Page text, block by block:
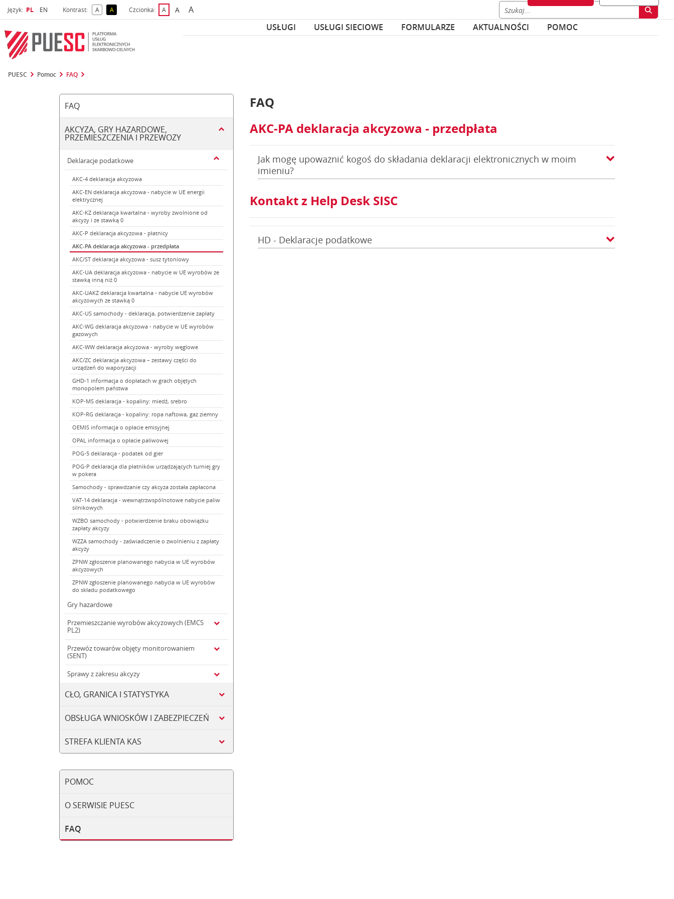
Język: Wybrany język
PL Wybierz język
EN Kontrast: Akontrast domyślny
Akontrast żółty tekst na czarnym tle
Czcionka: Adomyślna czcionka
Awiększa czcionka
Anajwiększa czcionka
USŁUGI
USŁUGI SIECIOWE FORMULARZE AKTUALNOŚCI POMOC
PUESC Pomoc FAQ
FAQ
AKCYZA, GRY HAZARDOWE,
PRZEMIESZCZENIA I PRZEWOZY
Deklaracje podatkowe
AKC-4 deklaracja akcyzowa
AKC-EN deklaracja akcyzowa - nabycie w UE energii
elektrycznej
AKC-KZ deklaracja kwartalna - wyroby zwolnione od
akcyzy i ze stawką 0
AKC-P deklaracja akcyzowa - płatnicy
AKC-PA deklaracja akcyzowa - przedpłata
AKC/ST deklaracja akcyzowa - susz tytoniowy
AKC-UA deklaracja akcyzowa - nabycie w UE wyrobów ze
stawką inną niż 0
AKC-UAKZ deklaracja kwartalna - nabycie UE wyrobów
akcyzowych ze stawką 0
AKC-US samochody - deklaracja, potwierdzenie zapłaty
AKC-WG deklaracja akcyzowa - nabycie w UE wyrobów
gazowych
AKC-WW deklaracja akcyzowa - wyroby węglowe
AKC/ZC deklaracja akcyzowa – zestawy części do
urządzeń do waporyzacji
GHD-1 informacja o dopłatach w grach objętych
monopolem państwa
KOP-MS deklaracja - kopaliny: miedź, srebro
KOP-RG deklaracja - kopaliny: ropa naftowa, gaz ziemny
OEMIS informacja o opłacie emisyjnej
OPAL informacja o opłacie paliwowej
POG-5 deklaracja - podatek od gier
POG-P deklaracja dla płatników urządzających turniej gry
w pokera
Samochody - sprawdzanie czy akcyza została zapłacona
VAT-14 deklaracja - wewnątrzwspólnotowe nabycie paliw
silnikowych
WZBO samochody - potwierdzenie braku obowiązku
zapłaty akcyzy
WZZA samochody - zaświadczenie o zwolnieniu z zapłaty
akcyzy
ZPNW zgłoszenie planowanego nabycia w UE wyrobów
akcyzowych
ZPNW zgłoszenie planowanego nabycia w UE wyrobów
do składu podatkowego
Gry hazardowe
Przemieszczanie wyrobów akcyzowych (EMCS
PL2)
Przewóz towarów objęty monitorowaniem
(SENT)
Sprawy z zakresu akcyzy
CŁO, GRANICA I STATYSTYKA
OBSŁUGA WNIOSKÓW I ZABEZPIECZEŃ
STREFA KLIENTA KAS
POMOC
O SERWISIE PUESC
FAQ
FAQ
AKC-PA deklaracja akcyzowa - przedpłata
Jak mogę upoważnić kogoś do składania deklaracji elektronicznych w moim
imieniu?
Kontakt z Help Desk SISC
HD - Deklaracje podatkowe